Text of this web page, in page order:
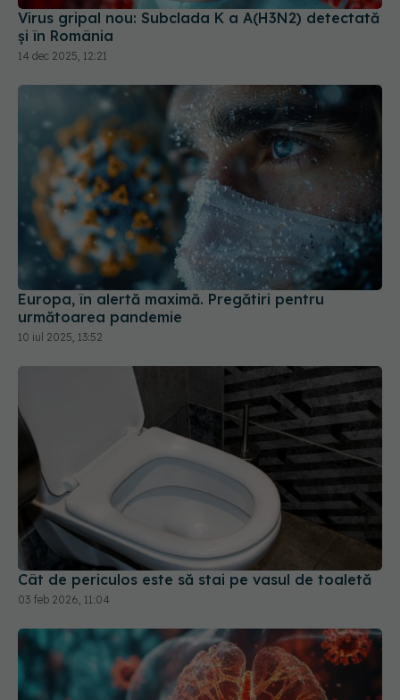
Europa, în alertă maximă. Pregătiri pentru
următoarea pandemie
10 iul 2025, 13:52
Cât de periculos este să stai pe vasul de toaletă
03 feb 2026, 11:04